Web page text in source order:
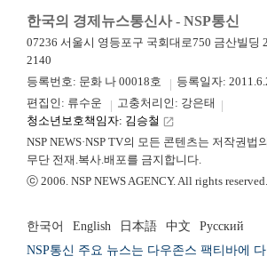
한국의 경제뉴스통신사 - NSP통신
07236 서울시 영등포구 국회대로750 금산빌딩
2140
등록번호: 문화 나 00018호
등록일자:
편집인: 류수운
고충처리인: 강은태
청소년보호책임자: 김승철 launch
NSP NEWS·NSP TV의 모든 콘텐츠는 저작권법
무단 전재.복사.배포를 금지합니다.
ⓒ 2006. NSP NEWS AGENCY. All rights reserved.
한국어 English 日本語 中文
Русский
NSP통신 주요 뉴스는 다우존스 팩티바에